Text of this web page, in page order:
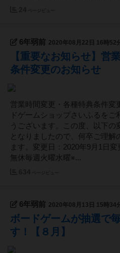
6年弱前 2020年08月22日 16時52
【重要なお知らせ】営
条件変更のお知らせ
営業時間変更・各種特典条件変
ドゲームショップさいふるを
うございます。この度、以下の
となりましたので、何卒ご理解
ます。変更日：2020年9月1日
無休毎週火曜水曜※...
6年弱前 2020年08月13日 15時34
ボードゲームが抽選で
す！【８月】